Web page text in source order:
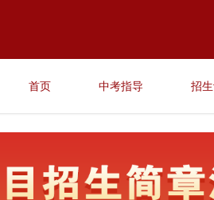
首页 中考指导 招